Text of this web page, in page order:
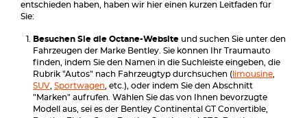
entschieden haben, haben wir hier einen kurzen Leitfaden für
Sie:
Besuchen Sie die Octane-Website und suchen Sie unter den
Fahrzeugen der Marke Bentley. Sie können Ihr Traumauto
finden, indem Sie den Namen in die Suchleiste eingeben, die
Rubrik "Autos" nach Fahrzeugtyp durchsuchen ( limousine
SUV Sportwagen , etc.), oder indem Sie den Abschnitt
"Marken" aufrufen. Wählen Sie das von Ihnen bevorzugte
Modell aus, sei es der Bentley Continental GT Convertible,